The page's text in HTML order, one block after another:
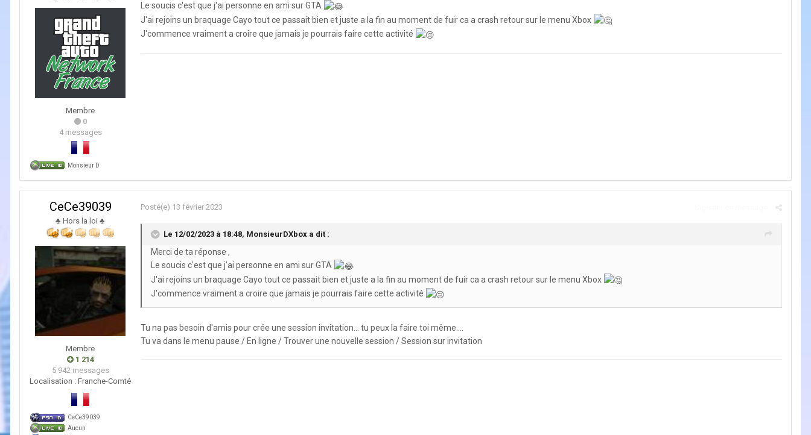
Membre
0
4 messages
Monsieur D
Le soucis c'est que j'ai personne en ami sur GTA
J'ai rejoins un braquage Cayo tout ce passait bien et juste a la fin au moment de fuir ca a crash retour sur le menu Xbox
J'commence vraiment a croire que jamais je pourrais faire cette activité
CeCe39039
♣ Hors la loi ♣
Membre
1 214
5 942 messages
Localisation : Franche-Comté
CeCe39039
Aucun
Posté(e) 13 février 2023
Le 12/02/2023 à 18:48, MonsieurDXbox a dit :
Merci de ta réponse ,
Le soucis c'est que j'ai personne en ami sur GTA
J'ai rejoins un braquage Cayo tout ce passait bien et juste a la fin au moment de fuir ca a crash retour sur le menu Xbox
J'commence vraiment a croire que jamais je pourrais faire cette activité
Tu na pas besoin d'amis pour crée une session invitation... tu peux la faire toi même....
Tu va dans le menu pause / En ligne / Trouver une nouvelle session / Session sur invitation